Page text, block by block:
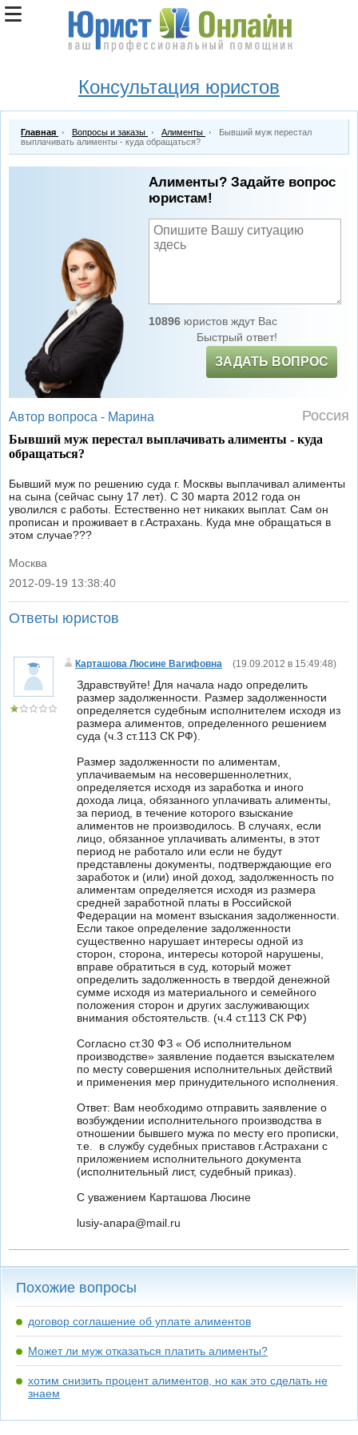
Консультация юристов
Главная Вопросы и заказы Алименты
Бывший муж перестал
выплачивать алименты - куда обращаться?
Алименты? Задайте вопрос
юристам!
10896юристов ждут Вас
Быстрый ответ!
ЗАДАТЬ ВОПРОС
Автор вопроса - Марина Россия
Бывший муж перестал выплачивать алименты - куда
обращаться?
Бывший муж по решению суда г. Москвы выплачивал алименты
на сына (сейчас сыну 17 лет). С 30 марта 2012 года он
уволился с работы. Естественно нет никаких выплат. Сам он
прописан и проживает в г.Астрахань. Куда мне обращаться в
этом случае???
Москва
|
2012-09-19 13:38:40
Ответы юристов
Карташова Люсине Вагифовна (19.09.2012 в 15:49:48)
Здравствуйте! Для начала надо определить
размер задолженности. Размер задолженности
определяется судебным исполнителем исходя из
размера алиментов, определенного решением
суда (ч.3 ст.113 СК РФ).
Размер задолженности по алиментам,
уплачиваемым на несовершеннолетних,
определяется исходя из заработка и иного
дохода лица, обязанного уплачивать алименты,
за период, в течение которого взыскание
алиментов не производилось. В случаях, если
лицо, обязанное уплачивать алименты, в этот
период не работало или если не будут
представлены документы, подтверждающие его
заработок и (или) иной доход, задолженность по
алиментам определяется исходя из размера
средней заработной платы в Российской
Федерации на момент взыскания задолженности.
Если такое определение задолженности
существенно нарушает интересы одной из
сторон, сторона, интересы которой нарушены,
вправе обратиться в суд, который может
определить задолженность в твердой денежной
сумме исходя из материального и семейного
положения сторон и других заслуживающих
внимания обстоятельств. (ч.4 ст.113 СК РФ)
Согласно ст.30 ФЗ « Об исполнительном
производстве» заявление подается взыскателем
по месту совершения исполнительных действий
и применения мер принудительного исполнения.
Ответ: Вам необходимо отправить заявление о
возбуждении исполнительного производства в
отношении бывшего мужа по месту его прописки,
т.е. в службу судебных приставов г.Астрахани с
приложением исполнительного документа
(исполнительный лист, судебный приказ).
С уважением Карташова Люсине
lusiy-anapa@mail.ru
Похожие вопросы
договор соглашение об уплате алиментов
Может ли муж отказаться платить алименты?
хотим снизить процент алиментов, но как это сделать не
знаем